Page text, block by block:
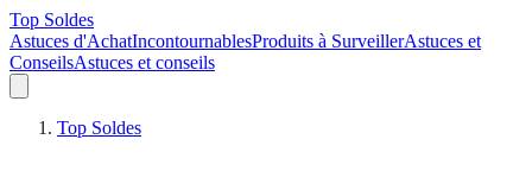
Top Soldes
Astuces d'AchatIncontournablesProduits à SurveillerAstuces et
ConseilsAstuces et conseils
Top Soldes